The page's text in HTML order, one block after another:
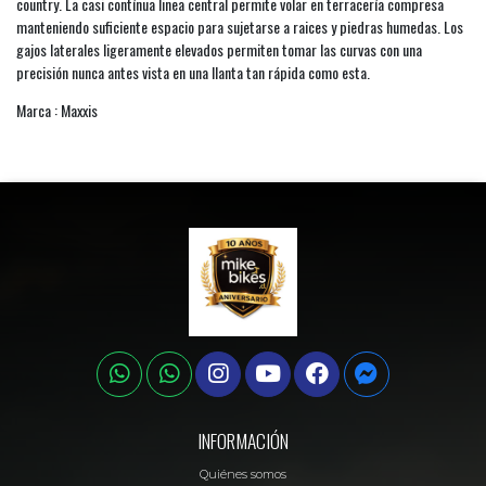
manteniendo suficiente espacio para sujetarse a raices y piedras humedas. Los
gajos laterales ligeramente elevados permiten tomar las curvas con una
precisión nunca antes vista en una llanta tan rápida como esta.
Marca : Maxxis
INFORMACIÓN
Quiénes somos